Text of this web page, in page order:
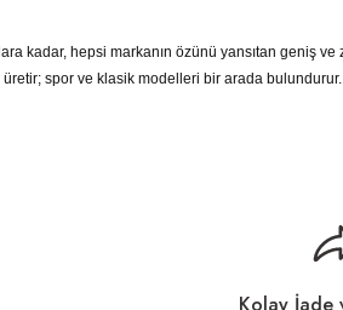
kadar, hepsi markanın özünü yansıtan geniş
üretir; spor ve klasik modelleri bir arada bulundurur.